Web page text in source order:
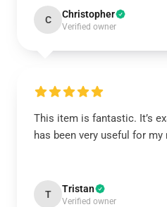
C Christopher
Verified owner
This item is fantastic. It’s
has been very useful for my
T Tristan
Verified owner